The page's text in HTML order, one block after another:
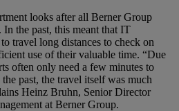
looks after all Berner Group
the past, this meant that IT
travel long distances to check on
use of their valuable time. “Due
often only need a few minutes to
past, the travel itself was much
Heinz Bruhn, Senior Director
at Berner Group.